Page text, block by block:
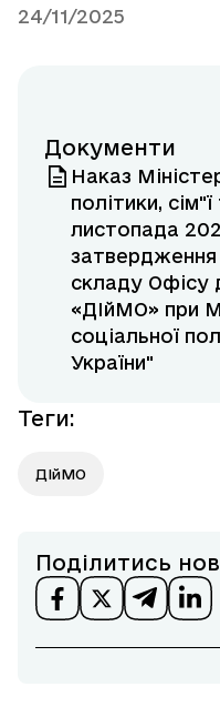
24/11/2025
Документи
Наказ
політики,
листопада
затвердження
складу Офісу
«ДІйМО» при
соціальної
України"
Теги:
ДІйМО
Поділитись